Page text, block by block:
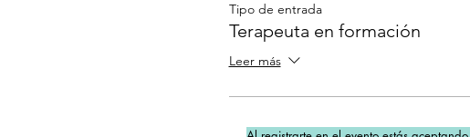
Tipo de entrada
Terapeuta en formación
Leer más